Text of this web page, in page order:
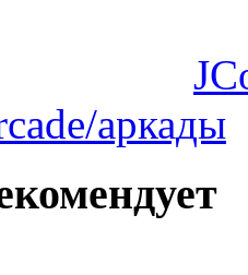
аркады